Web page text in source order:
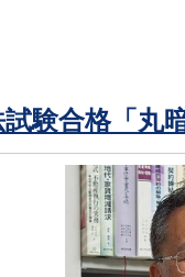
験合格「丸